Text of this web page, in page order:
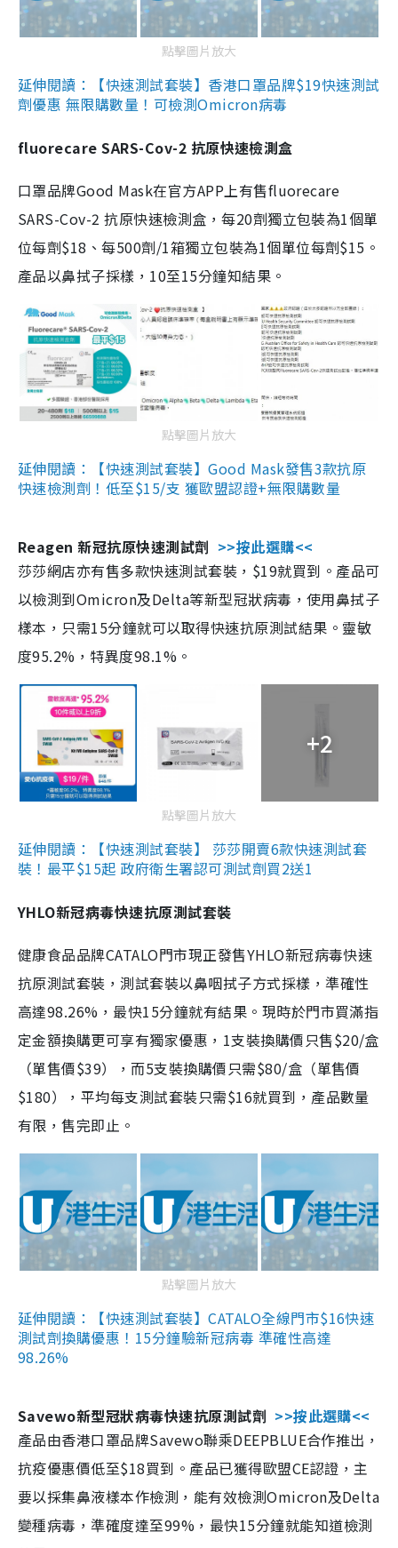
點擊圖片放大
延伸閱讀：【快速測試套裝】香港口罩品牌$19快速測試
劑優惠 無限購數量！可檢測Omicron病毒
fluorecare SARS-Cov-2 抗原快速檢測盒
口罩品牌Good Mask在官方APP上有售fluorecare
SARS-Cov-2 抗原快速檢測盒，每20劑獨立包裝為1個單
位每劑$18、每500劑/1箱獨立包裝為1個單位每劑$15。
產品以鼻拭子採樣，10至15分鐘知結果。
點擊圖片放大
延伸閱讀：【快速測試套裝】Good Mask發售3款抗原
快速檢測劑！低至$15/支 獲歐盟認證+無限購數量
Reagen 新冠抗原快速測試劑 >>按此選購<<
莎莎網店亦有售多款快速測試套裝，$19就買到。產品可
以檢測到Omicron及Delta等新型冠狀病毒，使用鼻拭子
樣本，只需15分鐘就可以取得快速抗原測試結果。靈敏
度95.2%，特異度98.1%。
+2
點擊圖片放大
延伸閱讀：【快速測試套裝】 莎莎開賣6款快速測試套
裝！最平$15起 政府衛生署認可測試劑買2送1
YHLO新冠病毒快速抗原測試套裝
健康食品品牌CATALO門市現正發售YHLO新冠病毒快速
抗原測試套裝，測試套裝以鼻咽拭子方式採樣，準確性
高達98.26%，最快15分鐘就有結果。現時於門市買滿指
定金額換購更可享有獨家優惠，1支裝換購價只售$20/盒
（單售價$39），而5支裝換購價只需$80/盒（單售價
$180），平均每支測試套裝只需$16就買到，產品數量
有限，售完即止。
點擊圖片放大
延伸閱讀：【快速測試套裝】CATALO全線門市$16快速
測試劑換購優惠！15分鐘驗新冠病毒 準確性高達
98.26%
Savewo新型冠狀病毒快速抗原測試劑 >>按此選購<<
產品由香港口罩品牌Savewo聯乘DEEPBLUE合作推出，
抗疫優惠價低至$18買到。產品已獲得歐盟CE認證，主
要以採集鼻液樣本作檢測，能有效檢測Omicron及Delta
變種病毒，準確度達至99%，最快15分鐘就能知道檢測